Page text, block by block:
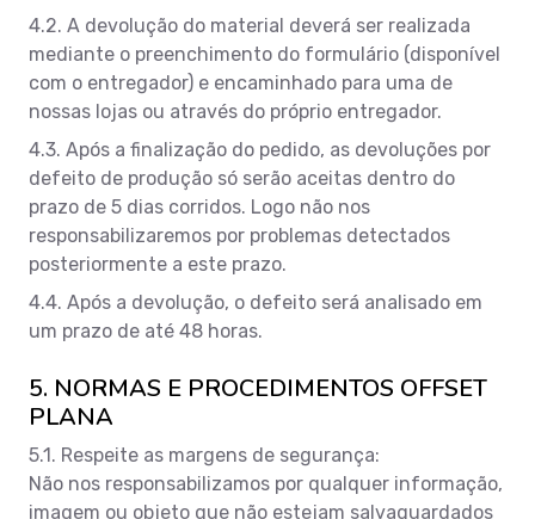
4.2. A devolução do material deverá ser realizada
mediante o preenchimento do formulário (disponível
com o entregador) e encaminhado para uma de
nossas lojas ou através do próprio entregador.
4.3. Após a finalização do pedido, as devoluções por
defeito de produção só serão aceitas dentro do
prazo de 5 dias corridos. Logo não nos
responsabilizaremos por problemas detectados
posteriormente a este prazo.
4.4. Após a devolução, o defeito será analisado em
um prazo de até 48 horas.
5. NORMAS E PROCEDIMENTOS OFFSET
PLANA
5.1. Respeite as margens de segurança:
Não nos responsabilizamos por qualquer informação,
imagem ou objeto que não estejam salvaguardados